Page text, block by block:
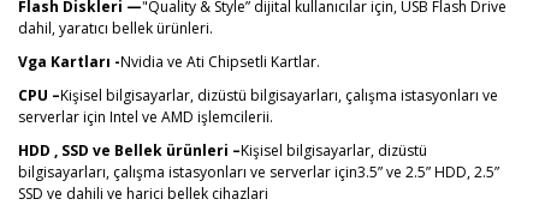
Flash Diskleri —"Quality & Style” dijital kullanıcılar için, USB Flash Drive
dahil, yaratıcı bellek ürünleri.
Vga Kartları -Nvidia ve Ati Chipsetli Kartlar.
CPU –Kişisel bilgisayarlar, dizüstü bilgisayarları, çalışma istasyonları ve
serverlar için Intel ve AMD işlemcilerii.
HDD , SSD ve Bellek ürünleri –Kişisel bilgisayarlar, dizüstü
bilgisayarları, çalışma istasyonları ve serverlar için3.5” ve 2.5” HDD, 2.5”
SSD ve dahili ve harici bellek cihazlari